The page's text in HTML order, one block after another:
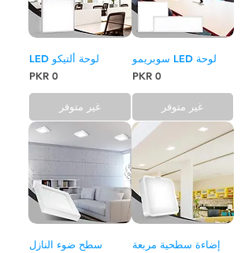
لوحة LED سوبريمو
السعر‏0 PKR
غير متوفر
لوحة ألتيكو LED
السعر
غير متوفر
إضاءة سطحية مربعة
سطح ضوء النازل